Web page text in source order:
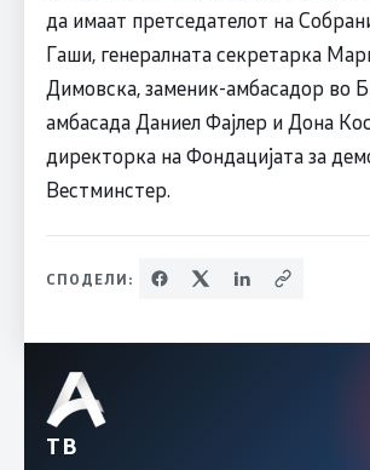
да имаат претседателот на
Гаши, генералната секретарка
Димовска, заменик-амбасадор во
амбасада Даниел Фајлер и Дона
директорка на Фондацијата за
Вестминстер.
СПОДЕЛИ:
ТВ